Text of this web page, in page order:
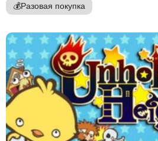
💰Разовая покупка